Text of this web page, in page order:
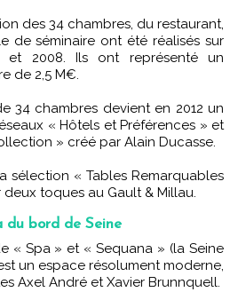
des 34 chambres, du restaurant,
de séminaire ont été réalisés sur
et 2008. Ils ont représenté un
de 2,5 M€.
34 chambres devient en 2012 un
« Hôtels et Préférences » et
» créé par Alain Ducasse.
sélection « Tables Remarquables
toques au Gault & Millau.
du bord de Seine
un espace résolument moderne,
Axel André et Xavier Brunnquell.